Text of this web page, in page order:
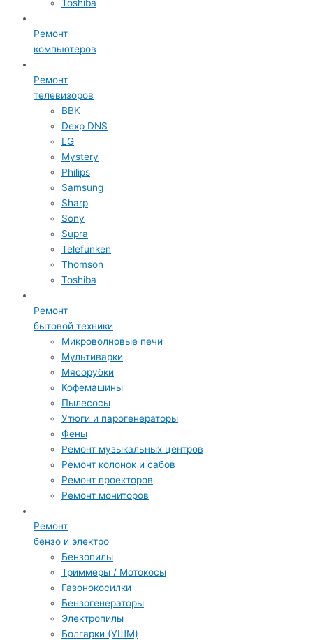
Toshiba
Ремонт
компьютеров
Ремонт
телевизоров
BBK
Dexp DNS
LG
Mystery
Philips
Samsung
Sharp
Sony
Supra
Telefunken
Thomson
Toshiba
Ремонт
бытовой техники
Микроволновые печи
Мультиварки
Мясорубки
Кофемашины
Пылесосы
Утюги и парогенераторы
Фены
Ремонт музыкальных центров
Ремонт колонок и сабов
Ремонт проекторов
Ремонт мониторов
Ремонт
бензо и электро
Бензопилы
Триммеры / Мотокосы
Газонокосилки
Бензогенераторы
Электропилы
Болгарки (УШМ)